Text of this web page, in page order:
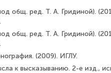
общ. ред. Т. А. Гридиной).
общ. ред. Т. А. Гридиной).
(2009). ИГЛУ.
к высказыванию. 2-е изд.,